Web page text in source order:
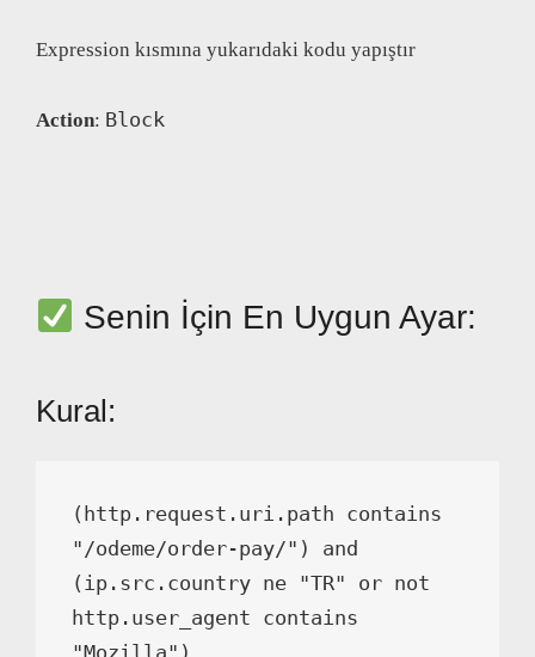
Expression kısmına yukarıdaki kodu yapıştır
Action: Block
Senin İçin En Uygun Ayar:
Kural:
(http.request.uri.path contains
"/odeme/order-pay/") and
(ip.src.country ne "TR" or not
http.user_agent contains
"Mozilla")